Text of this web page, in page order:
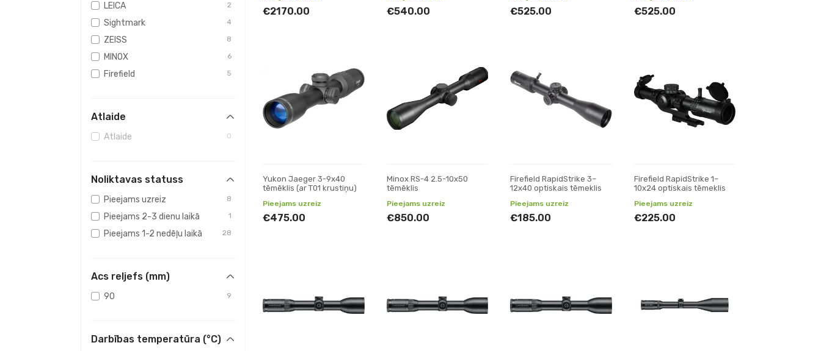
LEICA 2
Sightmark 4
ZEISS 8
MINOX 6
Firefield 5
Atlaide
Atlaide 0
Noliktavas statuss
Pieejams uzreiz 8
Pieejams 2-3 dienu laikā 1
Pieejams 1-2 nedēļu laikā 28
Acs reljefs (mm)
90 9
Darbības temperatūra (°C)
€2170.00 €540.00 €525.00 €525.00
Yukon Jaeger 3-9x40
tēmēklis (ar T01 krustiņu)
Pieejams uzreiz
€475.00
Minox RS-4 2.5-10x50
tēmēklis
Pieejams uzreiz
€850.00
Firefield RapidStrike 3–
12x40 optiskais tēmeklis
Pieejams uzreiz
€185.00
Firefield RapidStrike 1–
10x24 optiskais tēmeklis
Pieejams uzreiz
€225.00